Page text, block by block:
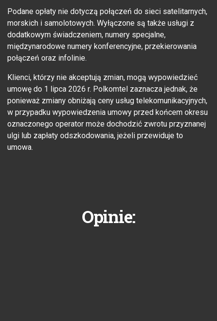
Podane opłaty nie dotyczą połączeń do sieci satelitarnych,
morskich i samolotowych. Wyłączone są także usługi z
dodatkowym świadczeniem, numery specjalne,
międzynarodowe numery konferencyjne, przekierowania
połączeń oraz infolinie.
Klienci, którzy nie akceptują zmian, mogą wypowiedzieć
umowę do 1 lipca 2026 r. Polkomtel zaznacza jednak, że
ponieważ zmiany obniżają ceny usług telekomunikacyjnych,
w przypadku wypowiedzenia umowy przed końcem okresu
oznaczonego operator może dochodzić zwrotu przyznanej
ulgi lub zapłaty odszkodowania, jeżeli przewiduje to
umowa.
Opinie: